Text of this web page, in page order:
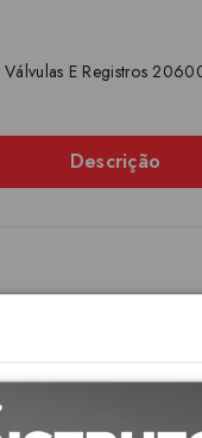
Válvulas E Registros
Descrição
que cada peça
a confiança da nossa